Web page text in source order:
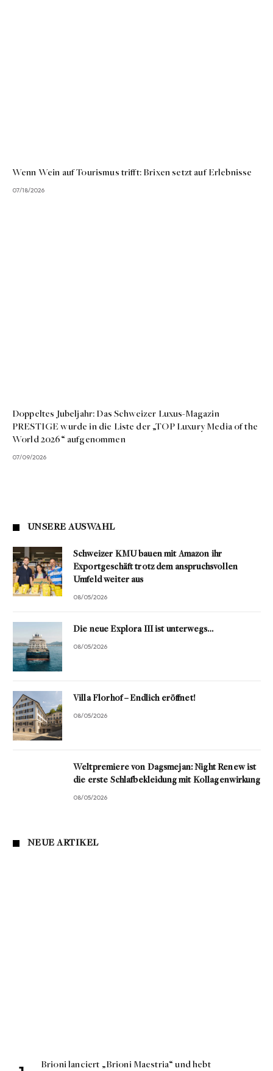
Wenn Wein auf Tourismus trifft: Brixen setzt auf Erlebnisse
07/18/2026
Doppeltes Jubeljahr: Das Schweizer Luxus-Magazin
PRESTIGE wurde in die Liste der „TOP Luxury Media of the
World 2026“ aufgenommen
07/09/2026
UNSERE AUSWAHL
Schweizer KMU bauen mit Amazon ihr
Exportgeschäft trotz dem anspruchsvollen
Umfeld weiter aus
08/05/2026
Die neue Explora III ist unterwegs…
08/05/2026
Villa Florhof – Endlich eröffnet!
08/05/2026
Weltpremiere von Dagsmejan: Night Renew ist
die erste Schlafbekleidung mit Kollagenwirkung
08/05/2026
NEUE ARTIKEL
Brioni lanciert „Brioni Maestria“ und hebt